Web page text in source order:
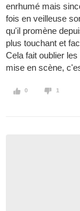
enrhumé mais
fois en veilleuse
qu'il promène
plus touchant et
Cela fait oublier
mise en scène,
0 1